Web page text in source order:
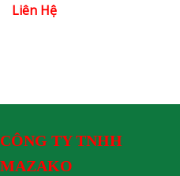
out of 5
Liên Hệ
CÔNG TY TNHH
MAZAKO